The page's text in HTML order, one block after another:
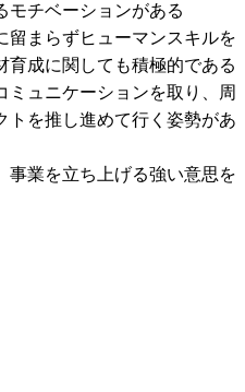
モチベーションがある
留まらずヒューマンスキルを
育成に関しても積極的である
ミュニケーションを取り、周
トを推し進めて行く姿勢があ
事業を立ち上げる強い意思を